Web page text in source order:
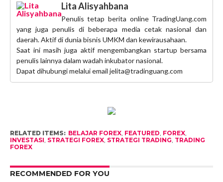
Lita Alisyahbana
Penulis tetap berita online TradingUang.com
yang juga penulis di beberapa media cetak nasional dan
daerah. Aktif di dunia bisnis UMKM dan kewirausahaan.
Saat ini masih juga aktif mengembangkan startup bersama
penulis lainnya dalam wadah inkubator nasional.
Dapat dihubungi melalui email jelita@tradinguang.com
RELATED ITEMS: BELAJAR FOREX, FEATURED, FOREX,
INVESTASI, STRATEGI FOREX, STRATEGI TRADING, TRADING
FOREX
RECOMMENDED FOR YOU